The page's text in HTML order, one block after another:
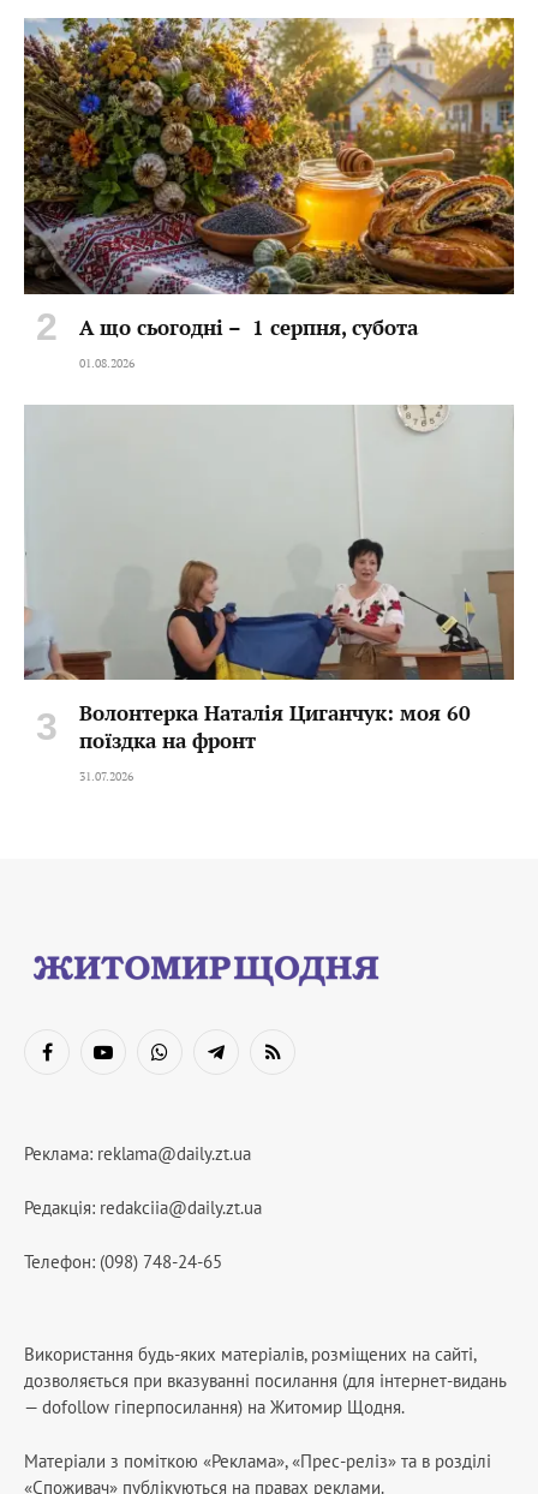
А що сьогодні – 1 серпня, субота
01.08.2026
Волонтерка Наталія Циганчук: моя 60
поїздка на фронт
31.07.2026
FacebookYouTubeWhatsAppTelegramRSS
Реклама: reklama@daily.zt.ua
Редакція: redakciia@daily.zt.ua
Телефон: (098) 748-24-65
Використання будь-яких матеріалів, розміщених на сайті,
дозволяється при вказуванні посилання (для інтернет-видань
— dofollow гіперпосилання) на Житомир Щодня.
Матеріали з поміткою «Реклама», «Прес-реліз» та в розділі
«Споживач» публікуються на правах реклами.